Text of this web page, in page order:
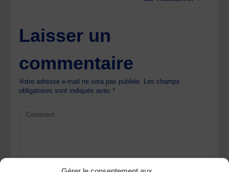
Laisser un
commentaire
Votre adresse e-mail ne sera pas publiée. Les champs
obligatoires sont indiqués avec*